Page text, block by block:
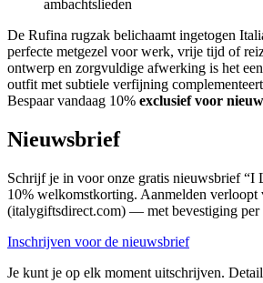
ambachtslieden
De Rufina rugzak belichaamt ingetogen
perfecte metgezel voor werk, vrije tijd of
ontwerp en zorgvuldige afwerking is het
outfit met subtiele verfijning
Bespaar vandaag 10% exclusief voor
Nieuwsbrief
Schrijf je in voor onze gratis nieuwsbrief “I
10% welkomstkorting. Aanmelden verloopt
(italygiftsdirect.com) — met bevestiging per
Inschrijven voor de nieuwsbrief
Je kunt je op elk moment uitschrijven.